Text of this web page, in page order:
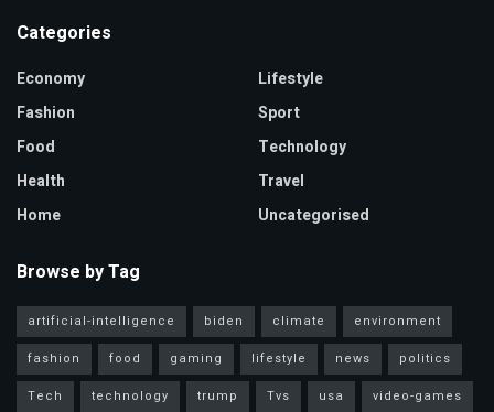
Categories
Economy
Fashion
Food
Health
Home
Lifestyle
Sport
Technology
Travel
Uncategorised
Browse by Tag
artificial-intelligence biden climate
environment
fashion
food gaming lifestyle news
politics
Tech
technology trump Tvs usa video-games